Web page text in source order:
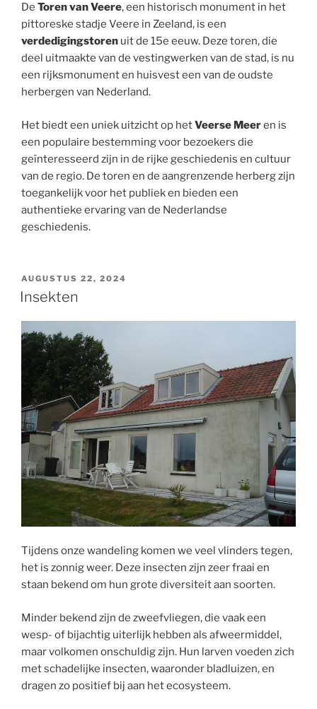
De Toren van Veere, een historisch monument in het
pittoreske stadje Veere in Zeeland, is een
verdedigingstoren uit de 15e eeuw. Deze toren, die
deel uitmaakte van de vestingwerken van de stad, is nu
een rijksmonument en huisvest een van de oudste
herbergen van Nederland.
Het biedt een uniek uitzicht op hetVeerse Meeren is
een populaire bestemming voor bezoekers die
geïnteresseerd zijn in de rijke geschiedenis en cultuur
van de regio. De toren en de aangrenzende herberg zijn
toegankelijk voor het publiek en bieden een
authentieke ervaring van de Nederlandse
geschiedenis.
GEPLAATST
OP
AUGUSTUS 22, 2024
Insekten
Tijdens onze wandeling komen we veel vlinders tegen,
het is zonnig weer. Deze insecten zijn zeer fraai en
staan bekend om hun grote diversiteit aan soorten.
Minder bekend zijn de zweefvliegen, die vaak een
wesp- of bijachtig uiterlijk hebben als afweermiddel,
maar volkomen onschuldig zijn. Hun larven voeden zich
met schadelijke insecten, waaronder bladluizen, en
dragen zo positief bij aan het ecosysteem.